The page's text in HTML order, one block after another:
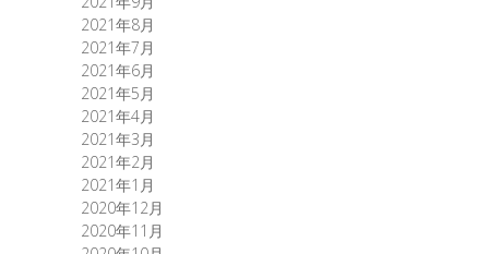
2021年8月
2021年7月
2021年6月
2021年5月
2021年4月
2021年3月
2021年2月
2021年1月
2020年12月
2020年11月